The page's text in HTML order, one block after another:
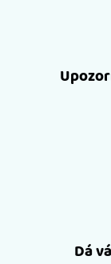
Dá